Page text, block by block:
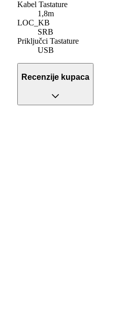
Kabel Tastature
1,8m
LOC_KB
SRB
Priključci Tastature
USB
Recenzije kupaca